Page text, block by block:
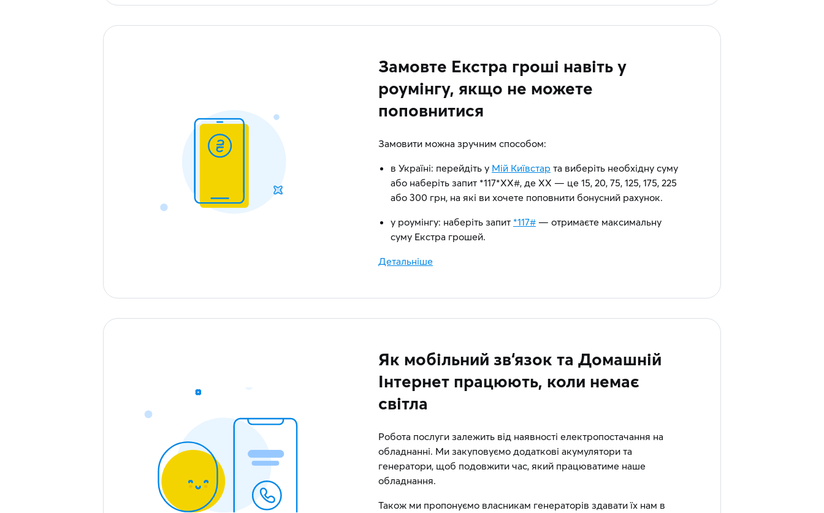
Замовте Екстра гроші навіть у
роумінгу, якщо не можете
поповнитися
Замовити можна зручним способом:
в Україні: перейдіть у Мій Київстар та виберіть необхідну суму
або наберіть запит *117*XХ#, де ХХ — це 15, 20, 75, 125, 175, 225
або 300 грн, на які ви хочете поповнити бонусний рахунок.
у роумінгу: наберіть запит *117# — отримаєте максимальну
суму Екстра грошей.
Детальніше
Як мобільний зв‘язок та Домашній
Інтернет працюють, коли немає
світла
Робота послуги залежить від наявності електропостачання на
обладнанні. Ми закуповуємо додаткові акумулятори та
генератори, щоб подовжити час, який працюватиме наше
обладнання.
Також ми пропонуємо власникам генераторів здавати їх нам в